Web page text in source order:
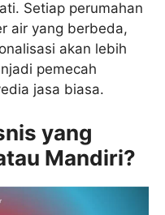
Setiap perumahan
air yang berbeda,
akan lebih
pemecah
jasa biasa.
yang
Mandiri?